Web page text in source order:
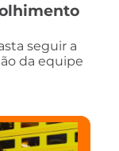
seguir a
da equipe